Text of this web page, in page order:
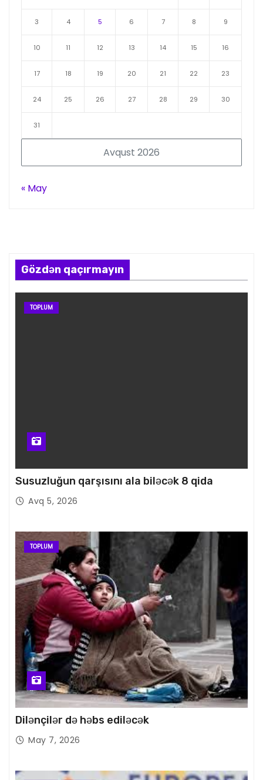
Avqust 2026
3 4 5 6 7 8 9
10 11 12 13 14 15 16
17 18 19 20 21 22 23
24 25 26 27 28 29 30
31
« May
Gözdən qaçırmayın
TOPLUM
Susuzluğun qarşısını ala biləcək 8 qida
Avq 5, 2026
TOPLUM
Dilənçilər də həbs ediləcək
May 7, 2026